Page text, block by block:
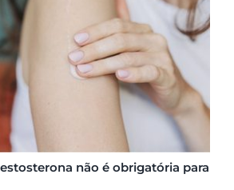
não é obrigatória para